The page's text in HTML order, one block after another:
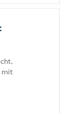
mit